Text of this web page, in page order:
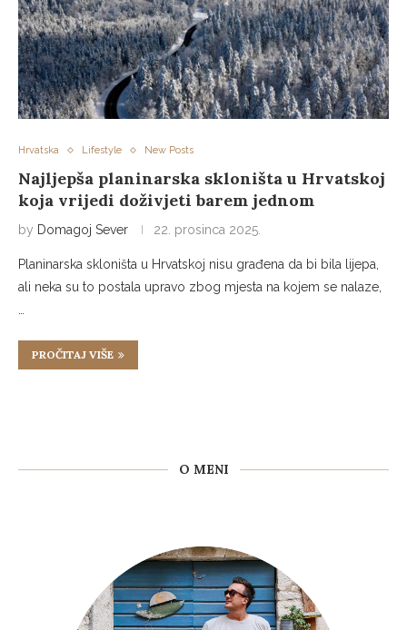
Hrvatska Lifestyle New Posts
Najljepša planinarska skloništa u Hrvatskoj
koja vrijedi doživjeti barem jednom
by Domagoj Sever 22. prosinca 2025.
Planinarska skloništa u Hrvatskoj nisu građena da bi bila lijepa,
ali neka su to postala upravo zbog mjesta na kojem se nalaze,
PROČITAJ VIŠE
O MENI